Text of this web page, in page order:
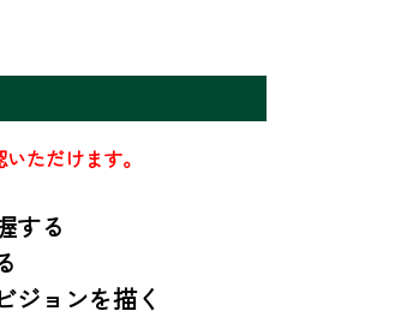
ただけます。
する
ョンを描く